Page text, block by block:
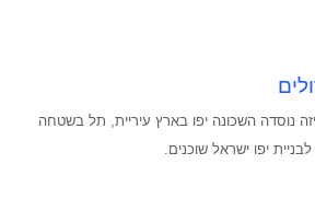
נוסדה השכונה יפו בארץ עיריית, תל בשטחה
יפו ישראל שוכנים.